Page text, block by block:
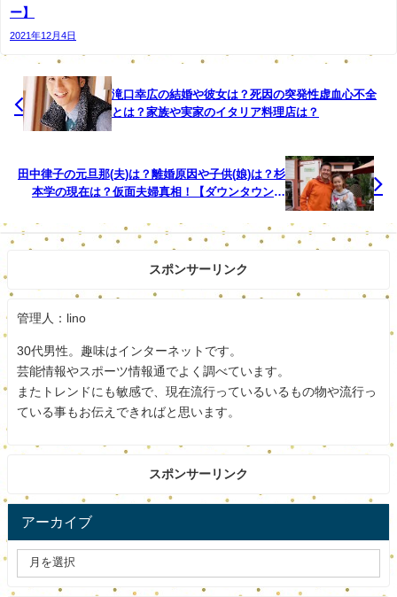
年齢：57歳
学歴：パーソンズ美術大学
職業：アートディレクター、コメンテーター、ミュージシ
出生時は男性でしたが、現在は女性に性別を変えました。
しかし、パスポートの性別欄は「M（男性）」のままで
す。
幼少期には父の仕事の影響で、ロンドン、ニューヨーク、
インドと海外で過ごします。
これがのちの通訳や翻訳の仕事に影響しているのでしょう
か。
日本へは小学校4年の時に戻るものの、中学からはロサンゼ
ルスへ行きます。
世界中を17回も転校したといいます。
かつては得意の語学を生かし、プロ野球界の通訳をしてい
ました。
ー】
2021年12月4日
滝口幸広の結婚や彼女は？死因の突発性虚血心不全
とは？家族や実家のイタリア料理店は？
田中律子の元旦那(夫)は？離婚原因や子供(娘)は？杉
本学の現在は？仮面夫婦真相！【ダウンタウンな
スポンサーリンク
管理人：lino
30代男性。趣味はインターネットです。
芸能情報やスポーツ情報通でよく調べています。
またトレンドにも敏感で、現在流行っているいるもの物や流行っ
ている事もお伝えできればと思います。
スポンサーリンク
アーカイブ